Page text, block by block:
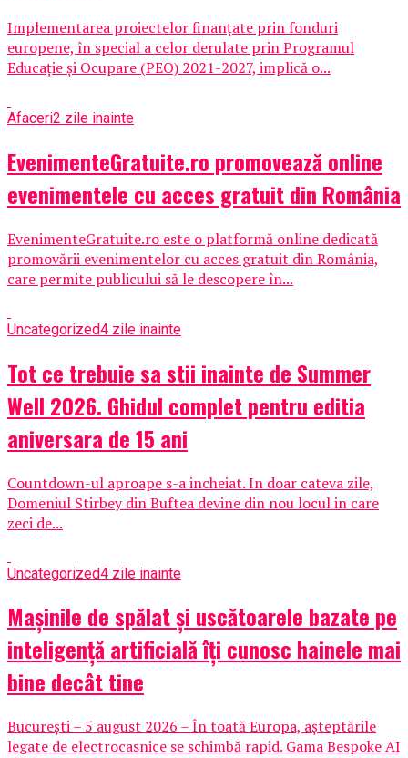
Implementarea proiectelor finanțate prin fonduri
europene, în special a celor derulate prin Programul
Educație și Ocupare (PEO) 2021-2027, implică o...
Afaceri2 zile inainte
EvenimenteGratuite.ro promovează online
evenimentele cu acces gratuit din România
EvenimenteGratuite.ro este o platformă online dedicată
promovării evenimentelor cu acces gratuit din România,
care permite publicului să le descopere în...
Uncategorized4 zile inainte
Tot ce trebuie sa stii inainte de Summer
Well 2026. Ghidul complet pentru editia
aniversara de 15 ani
Countdown-ul aproape s-a incheiat. In doar cateva zile,
Domeniul Stirbey din Buftea devine din nou locul in care
zeci de...
Uncategorized4 zile inainte
Mașinile de spălat și uscătoarele bazate pe
inteligență artificială îți cunosc hainele mai
bine decât tine
București – 5 august 2026 – În toată Europa, așteptările
legate de electrocasnice se schimbă rapid. Gama Bespoke AI